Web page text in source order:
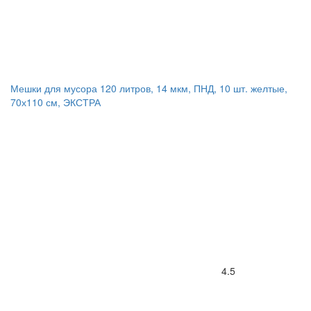
Мешки для мусора 120 литров, 14 мкм, ПНД, 10 шт. желтые,
70х110 см, ЭКСТРА
4.5